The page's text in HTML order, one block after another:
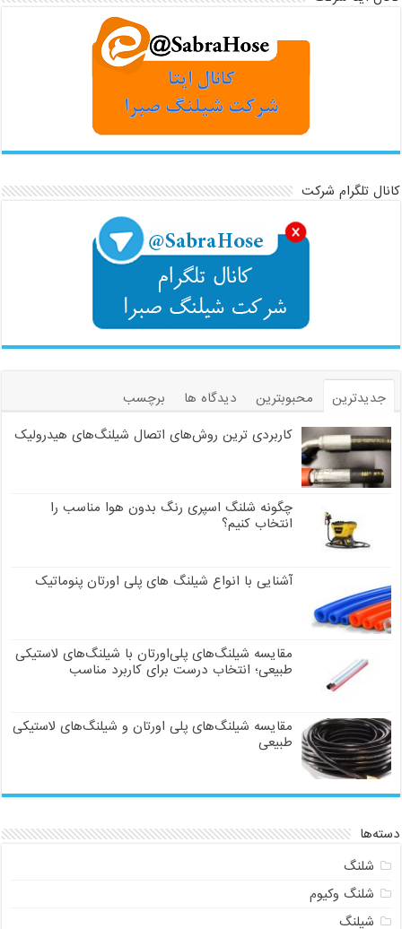
کانال تلگرام شرکت
جدیدترین محبوبترین دیدگاه ها
برچسب
کاربردی ترین روش‌های اتصال شیلنگ‌های هیدرولیک
چگونه شلنگ اسپری رنگ بدون هوا مناسب را
انتخاب کنیم؟
آشنایی با انواع شیلنگ های پلی اورتان پنوماتیک
مقایسه شیلنگ‌های پلی‌اورتان با شیلنگ‌های لاستیکی
طبیعی؛ انتخاب درست برای کاربرد مناسب
مقایسه شیلنگ‌های پلی اورتان و شیلنگ‌های لاستیکی
طبیعی
دسته‌ها
شلنگ
شلنگ وکیوم
شیلنگ